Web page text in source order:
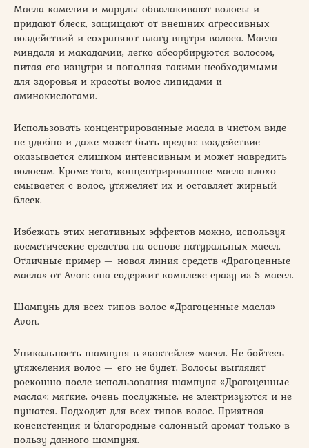
Масла камелии и марулы обволакивают волосы и
придают блеск, защищают от внешних агрессивных
воздействий и сохраняют влагу внутри волоса. Масла
миндаля и макадамии, легко абсорбируются волосом,
питая его изнутри и пополняя такими необходимыми
для здоровья и красоты волос липидами и
аминокислотами.
Использовать концентрированные масла в чистом виде
не удобно и даже может быть вредно: воздействие
оказывается слишком интенсивным и может навредить
волосам. Кроме того, концентрированное масло плохо
смывается с волос, утяжеляет их и оставляет жирный
блеск.
Избежать этих негативных эффектов можно, используя
косметические средства на основе натуральных масел.
Отличные пример — новая линия средств «Драгоценные
масла» от Avon: она содержит комплекс сразу из 5 масел.
Шампунь для всех типов волос «Драгоценные масла»
Avon.
Уникальность шампуня в «коктейле» масел. Не бойтесь
утяжеления волос — его не будет. Волосы выглядят
роскошно после использования шампуня «Драгоценные
масла»: мягкие, очень послужные, не электризуются и не
пушатся. Подходит для всех типов волос. Приятная
консистенция и благородные салонный аромат только в
пользу данного шампуня.